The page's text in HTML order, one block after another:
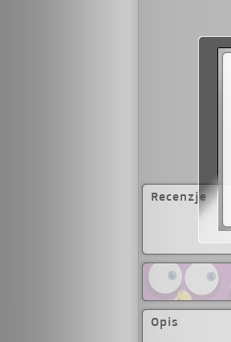
Recenzje
Opis